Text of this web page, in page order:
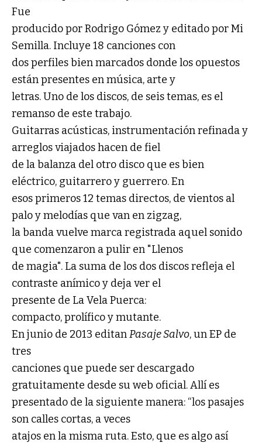
Fue
producido por Rodrigo Gómez y editado por Mi
Semilla. Incluye 18 canciones con
dos perfiles bien marcados donde los opuestos
están presentes en música, arte y
letras. Uno de los discos, de seis temas, es el
remanso de este trabajo.
Guitarras acústicas, instrumentación refinada y
arreglos viajados hacen de fiel
de la balanza del otro disco que es bien
eléctrico, guitarrero y guerrero. En
esos primeros 12 temas directos, de vientos al
palo y melodías que van en zigzag,
la banda vuelve marca registrada aquel sonido
que comenzaron a pulir en "Llenos
de magia". La suma de los dos discos refleja el
contraste anímico y deja ver el
presente de La Vela Puerca:
compacto, prolífico y mutante.
En junio de 2013 editanPasaje Salvo, un EP de
tres
canciones que puede ser descargado
gratuitamente desde su web oficial. Allí es
presentado de la siguiente manera: “los pasajes
son calles cortas, a veces
atajos en la misma ruta. Esto, que es algo así